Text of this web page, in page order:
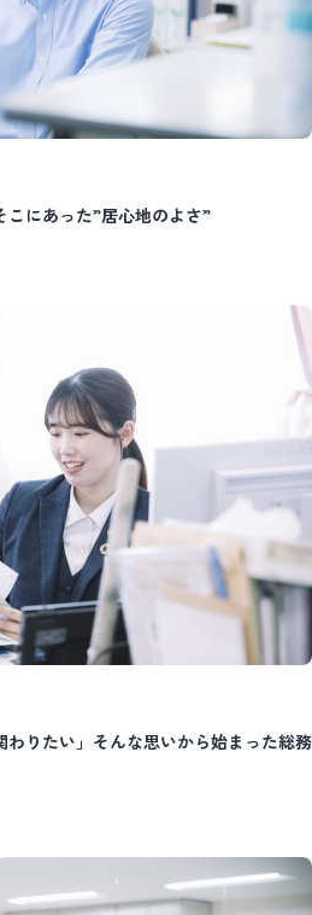
にあった”居心地のよさ”
わりたい」そんな思いから始まった総務